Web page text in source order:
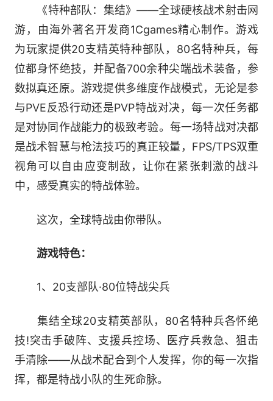
《特种部队：集结》——全球硬核战术射击网
游，由海外著名开发商1Cgames精心制作。游戏
为玩家提供20支精英特种部队，80名特种兵，每
位都身怀绝技，并配备700余种尖端战术装备，参
数拟真还原。游戏提供多维度作战模式，无论是参
与PVE反恐行动还是PVP特战对决，每一次任务都
是对协同作战能力的极致考验。每一场特战对决都
是战术智慧与枪法技巧的真正较量，FPS/TPS双重
视角可以自由应变制敌，让你在紧张刺激的战斗
中，感受真实的特战体验。
这次，全球特战由你带队。
游戏特色：
1、20支部队·80位特战尖兵
集结全球20支精英部队，80名特种兵各怀绝
技!突击手破阵、支援兵控场、医疗兵救急、狙击
手清除——从战术配合到个人发挥，你的每一次指
挥，都是特战小队的生死命脉。